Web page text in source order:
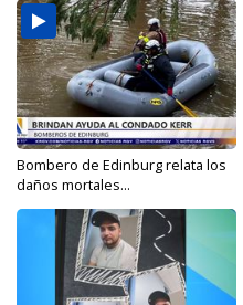
Bombero de Edinburg relata los
daños mortales...